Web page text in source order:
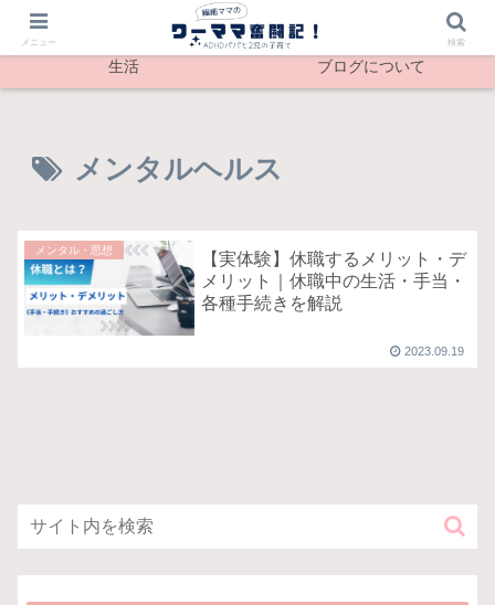
生活 ブログについて
メンタルヘルス
メンタル・思想
【実体験】休職するメリット・デ
メリット｜休職中の生活・手当・
各種手続きを解説
2023.09.19
メニュー 検索